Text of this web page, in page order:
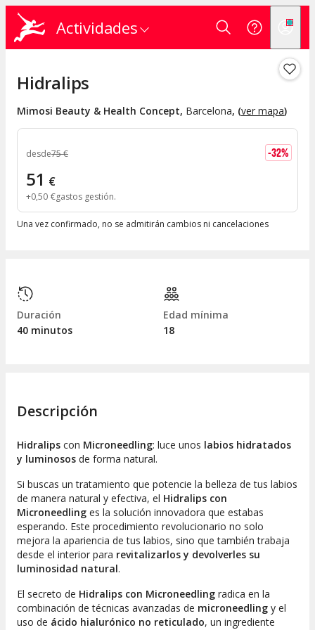
Actividades
Hidralips
Mimosi Beauty & Health Concept, Barcelona, (ver mapa)
desde75€ -32%
51 €
+0,50 €gastos gestión
Una vez confirmado, no se admitirán cambios ni cancelaciones
Duración
40 minutos
Edad mínima
18
Descripción
Hidralips con Microneedling: luce unos labios hidratados
y luminosos de forma natural.
Si buscas un tratamiento que potencie la belleza de tus labios
de manera natural y efectiva, el Hidralips con
Microneedling es la solución innovadora que estabas
esperando. Este procedimiento revolucionario no solo
mejora la apariencia de tus labios, sino que también trabaja
desde el interior para revitalizarlos y devolverles su
luminosidad natural.
El secreto de Hidralips con Microneedling radica en la
combinación de técnicas avanzadas de microneedling y el
uso de ácido hialurónico no reticulado, un ingrediente